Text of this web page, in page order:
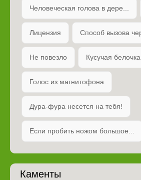
Человеческая голова в дере...
Лицензия Способ вызова
Не повезло Кусучая белочка
Голос из магнитофона
Дура-фура несется на тебя!
Если пробить ножом большое...
Каменты